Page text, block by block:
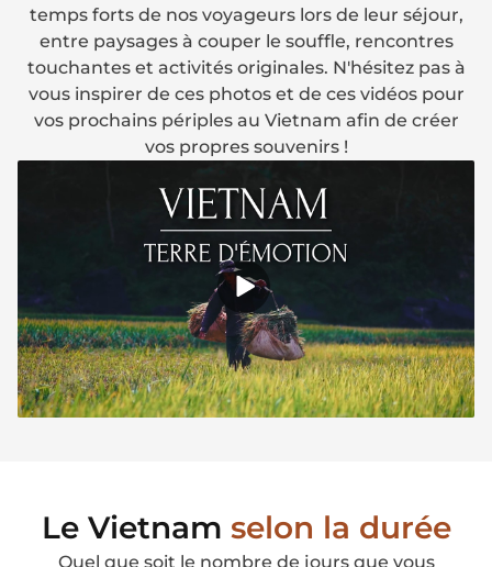
temps forts de nos voyageurs lors de leur séjour,
entre paysages à couper le souffle, rencontres
touchantes et activités originales. N'hésitez pas à
vous inspirer de ces photos et de ces vidéos pour
vos prochains périples au Vietnam afin de créer
vos propres souvenirs !
Le Vietnam selon la durée
Quel que soit le nombre de jours que vous